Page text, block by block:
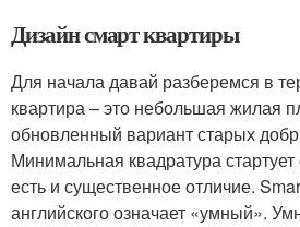
Дизайн смарт квартиры
Для начала давай разберемся в
квартира – это небольшая жилая
обновленный вариант старых
Минимальная квадратура
есть и существенное отличие.
английского означает «умный».